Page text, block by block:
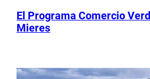
El Programa Comercio
Mieres